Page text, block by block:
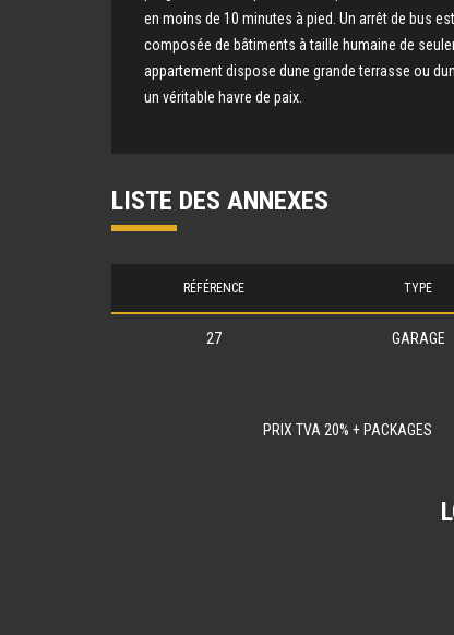
en moins de 10 minutes à pied. Un arrêt de bus
composée de bâtiments à taille humaine de
appartement dispose dune grande terrasse ou
un véritable havre de paix.
LISTE DES ANNEXES
RÉFÉRENCE TYPE
27 GARAGE
PRIX TVA 20% + PACKAGES